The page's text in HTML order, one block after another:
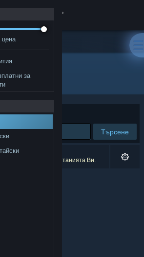
цена
за
Търсене
на търсенето Ви.
спрямо предпочитанията Ви.